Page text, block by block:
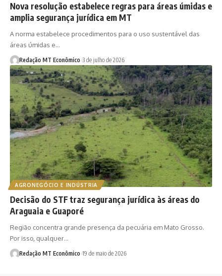
Nova resolução estabelece regras para áreas úmidas e
amplia segurança jurídica em MT
A norma estabelece procedimentos para o uso sustentável das
áreas úmidas e…
Redação MT Econômico 3 de julho de 2026
AGRONEGÓCIO E INDÚSTRIA
Decisão do STF traz segurança jurídica às áreas do
Araguaia e Guaporé
Região concentra grande presença da pecuária em Mato Grosso.
Por isso, qualquer…
Redação MT Econômico 19 de maio de 2026